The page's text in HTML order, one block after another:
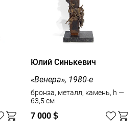
Юлий Синькевич
«Венера», 1980-е
бронза, металл, камень, h —
63,5 см
7 000 $